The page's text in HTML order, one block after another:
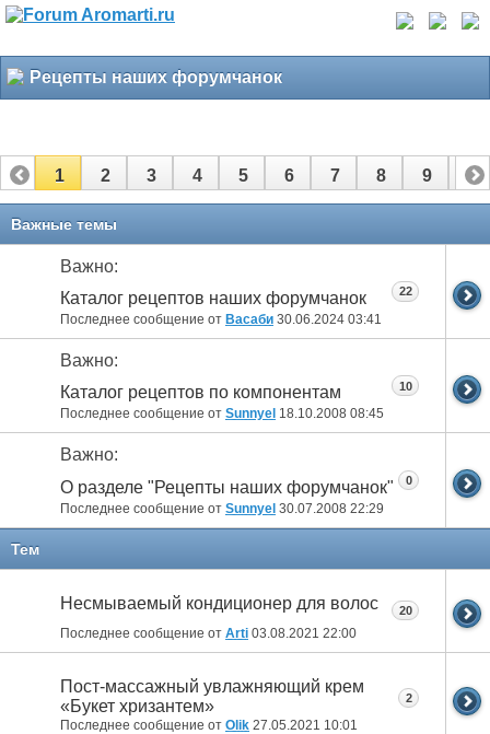
Рецепты наших форумчанок
1 2 3 4 5 6 7 8 9 10
11 12
Важные темы
Важно:
Каталог рецептов наших форумчанок
Последнее сообщение от Васаби 30.06.2024 03:41
22
Важно:
Каталог рецептов по компонентам
Последнее сообщение от Sunnyel 18.10.2008 08:45
10
Важно:
О разделе "Рецепты наших форумчанок"
Последнее сообщение от Sunnyel 30.07.2008 22:29
0
Тем
Несмываемый кондиционер для волос
Последнее сообщение от Arti 03.08.2021 22:00
20
Пост-массажный увлажняющий крем
«Букет хризантем»
Последнее сообщение от Olik 27.05.2021 10:01
2